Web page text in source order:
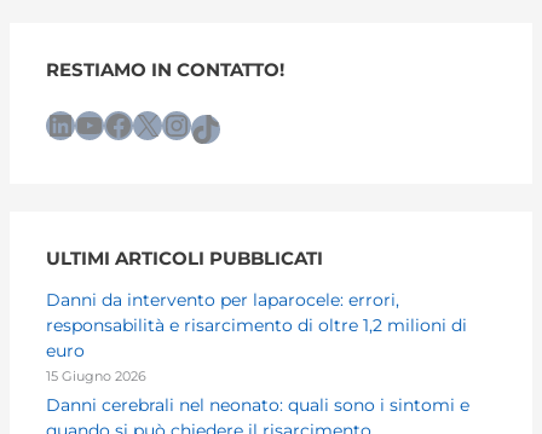
RESTIAMO IN CONTATTO!
LinkedIn YouTube Facebook X InstagramTikTok
ULTIMI ARTICOLI PUBBLICATI
Danni da intervento per laparocele: errori,
responsabilità e risarcimento di oltre 1,2 milioni di
euro
15 Giugno 2026
Danni cerebrali nel neonato: quali sono i sintomi e